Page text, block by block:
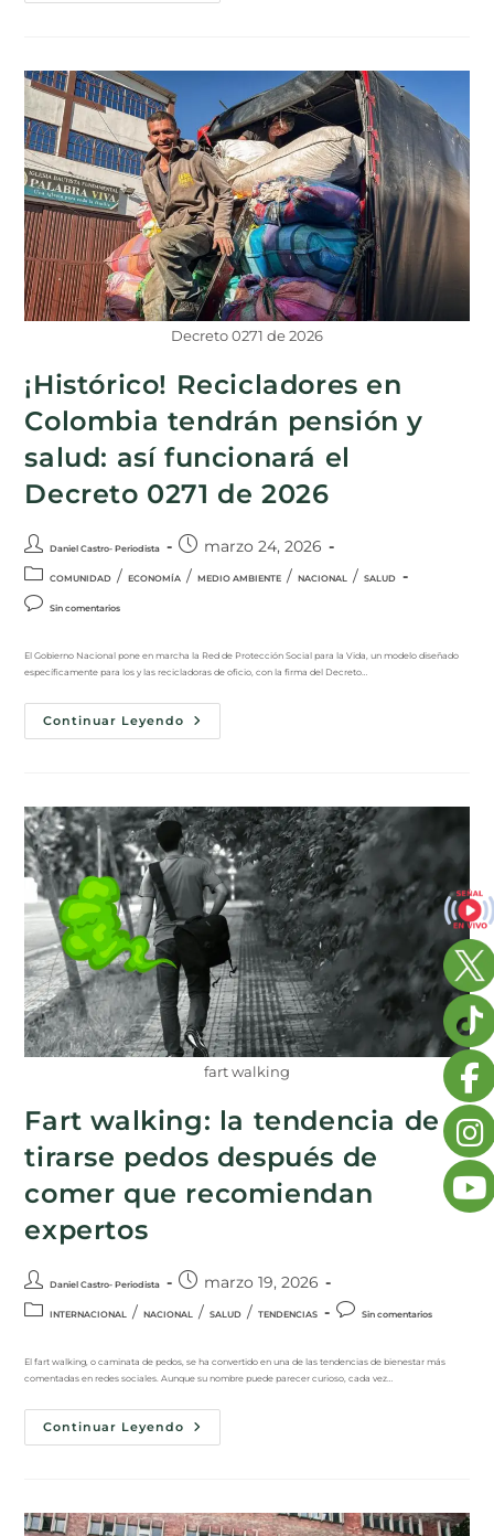
Decreto 0271 de 2026
¡Histórico! Recicladores en
Colombia tendrán pensión y
salud: así funcionará el
Decreto 0271 de 2026
Daniel Castro- Periodista marzo 24, 2026
COMUNIDAD / ECONOMÍA / MEDIO AMBIENTE / NACIONAL / SALUD
Sin comentarios
El Gobierno Nacional pone en marcha la Red de Protección Social para la Vida, un modelo diseñado
específicamente para los y las recicladoras de oficio, con la firma del Decreto…
Continuar Leyendo
fart walking
Fart walking: la tendencia de
tirarse pedos después de
comer que recomiendan
expertos
Daniel Castro- Periodista marzo 19, 2026
INTERNACIONAL / NACIONAL / SALUD / TENDENCIAS Sin comentarios
El fart walking, o caminata de pedos, se ha convertido en una de las tendencias de bienestar más
comentadas en redes sociales. Aunque su nombre puede parecer curioso, cada vez…
Continuar Leyendo